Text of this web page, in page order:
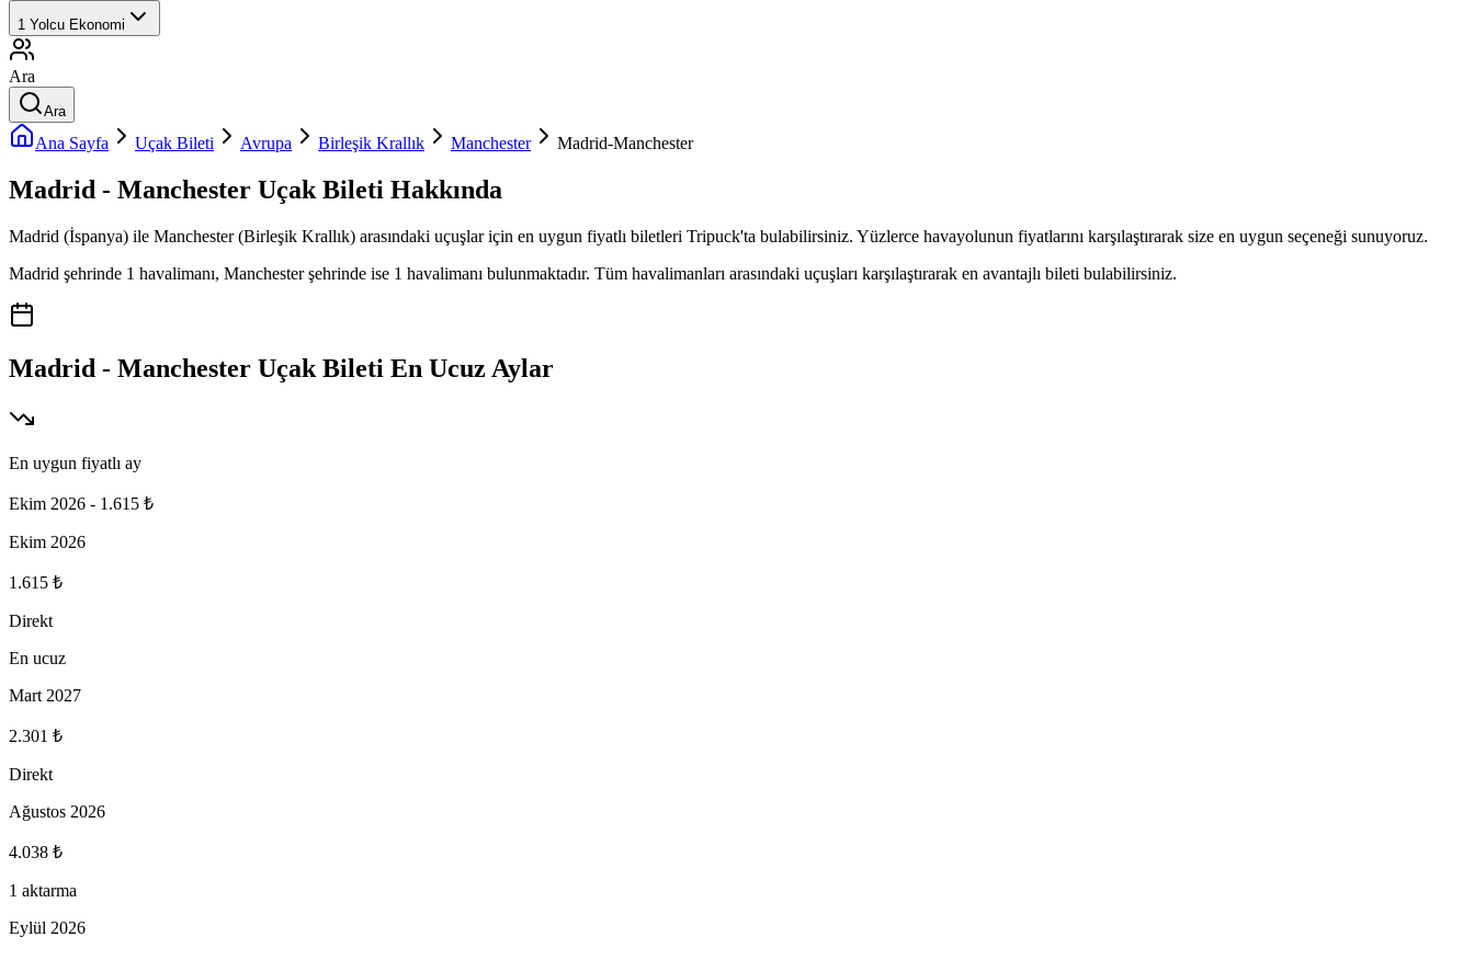
1 Yolcu Ekonomi
Ara
Ara
Ana Sayfa Uçak Bileti Avrupa Birleşik Krallık Manchester Madrid-Manchester
Madrid - Manchester Uçak Bileti Hakkında
Madrid (İspanya) ile Manchester (Birleşik Krallık) arasındaki uçuşlar için en uygun fiyatlı biletleri Tripuck'ta bulabilirsiniz. Yüzlerce havayolunun fiyatlarını karşılaştırarak size en uygun seçeneği sunuyoruz.
Madrid şehrinde 1 havalimanı, Manchester şehrinde ise 1 havalimanı bulunmaktadır. Tüm havalimanları arasındaki uçuşları karşılaştırarak en avantajlı bileti bulabilirsiniz.
Madrid - Manchester Uçak Bileti En Ucuz Aylar
En uygun fiyatlı ay
Ekim 2026 - 1.615 ₺
Ekim 2026
1.615 ₺
Direkt
En ucuz
Mart 2027
2.301 ₺
Direkt
Ağustos 2026
4.038 ₺
1 aktarma
Eylül 2026